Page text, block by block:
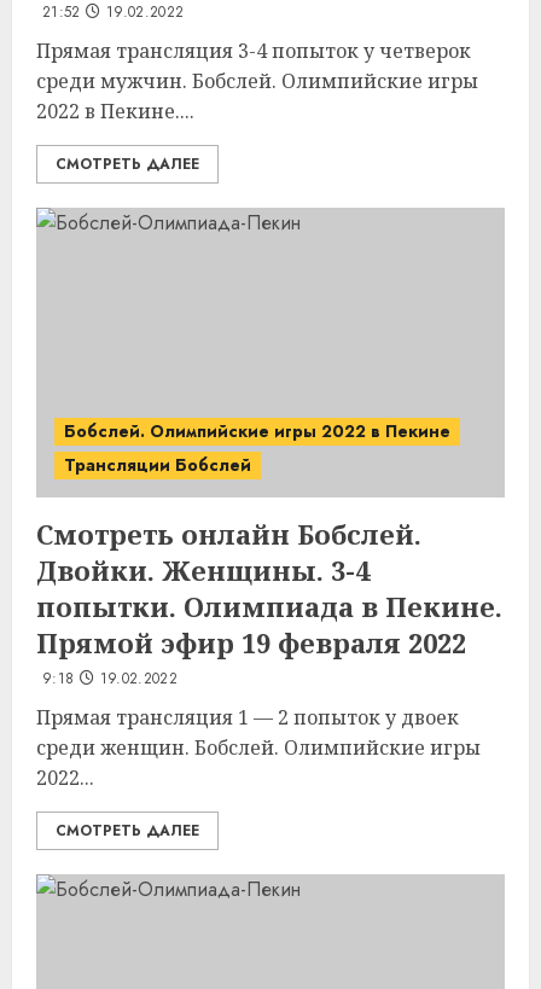
21:52 19.02.2022
Прямая трансляция 3-4 попыток у четверок
среди мужчин. Бобслей. Олимпийские игры
2022 в Пекине....
СМОТРЕТЬ ДАЛЕЕ
Бобслей. Олимпийские игры 2022 в Пекине
Трансляции Бобслей
Смотреть онлайн Бобслей.
Двойки. Женщины. 3-4
попытки. Олимпиада в Пекине.
Прямой эфир 19 февраля 2022
9:18 19.02.2022
Прямая трансляция 1 — 2 попыток у двоек
среди женщин. Бобслей. Олимпийские игры
2022...
СМОТРЕТЬ ДАЛЕЕ